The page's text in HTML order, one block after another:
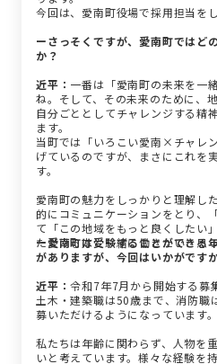
今回は、愛南町役場で採用担当を
ーさっそくですが、愛南町ではど
か？
近平： 一番は「愛南町の未来を一
ね。そして、その未来のために、
自分ごととしてチャレンジする精
ます。
当町では「いろこい愛南×チャレ
げているのですが、まさにこれを
す。
愛南町の魅力をしっかりと理解し
的にコミュニケーションをとり、
て「この地域をもっと良くしたい
ただける方と一緒に働きたいと思
ー愛南町は受験することができる
がありますが、今回はいかがです
近平：令和7年7月から開始する募
土木・建築職は50歳まで、消防職
募いただけるようになっています。
私たちは年齢に関わらず、人物を
いと考えています。様々な経験を